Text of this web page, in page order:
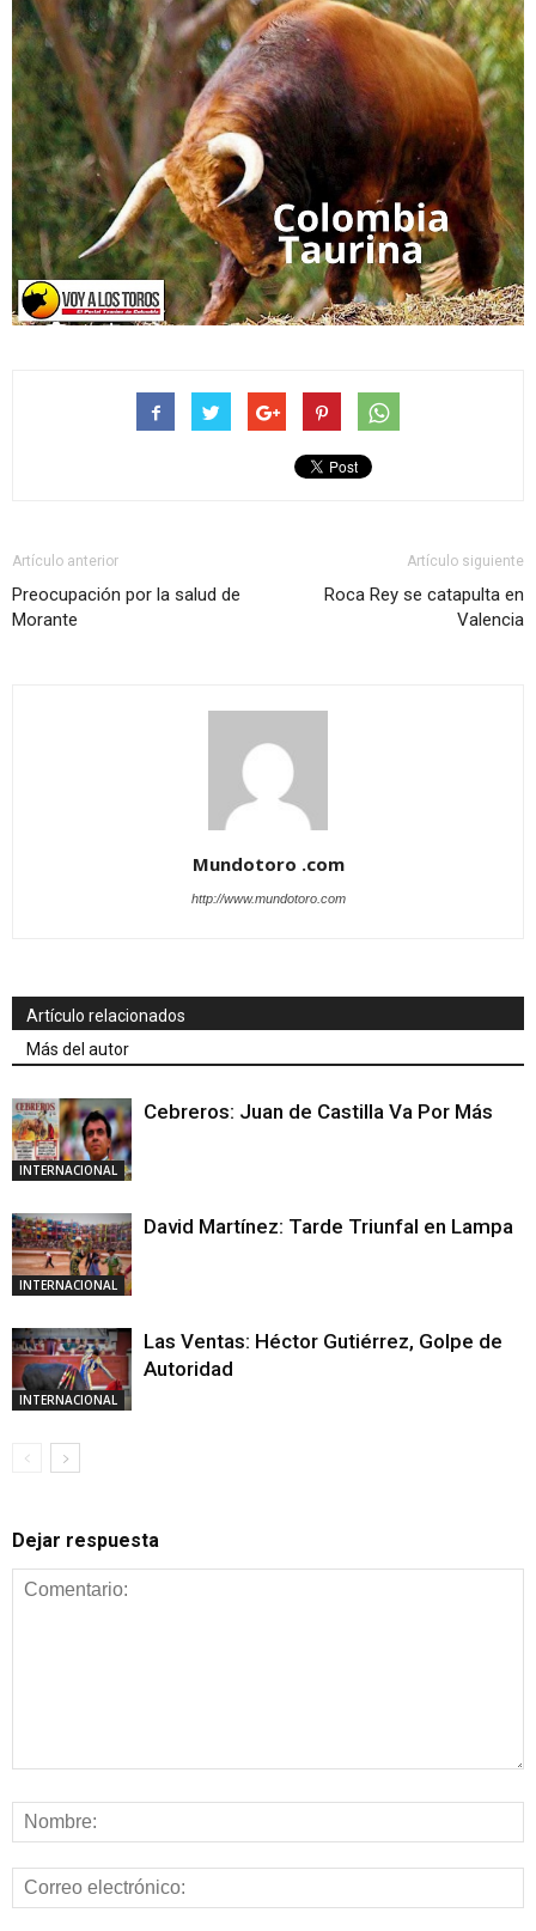
Artículo anterior
Preocupación por la salud de
Morante
Artículo siguiente
Roca Rey se catapulta en
Valencia
Mundotoro .com
http://www.mundotoro.com
Artículo relacionados
Más del autor
INTERNACIONAL
Cebreros: Juan de Castilla Va Por Más
INTERNACIONAL
David Martínez: Tarde Triunfal en Lampa
INTERNACIONAL
Las Ventas: Héctor Gutiérrez, Golpe de
Autoridad
Dejar respuesta